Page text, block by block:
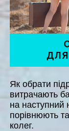
Як обрати
витрачають
на наступний
порівнюють
колег.